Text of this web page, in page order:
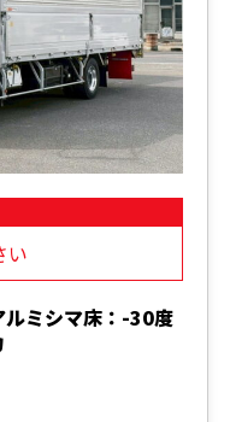
い
ルミシマ床：-30度